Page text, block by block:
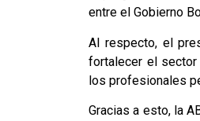
entre el Gobierno
Al respecto, el
fortalecer el
los profesionales
Gracias a esto, la